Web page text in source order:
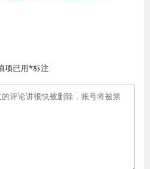
项已用*标注